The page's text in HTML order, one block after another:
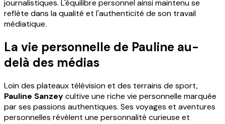
journalistiques. L'équilibre personnel ainsi maintenu se
reflète dans la qualité et l'authenticité de son travail
médiatique.
La vie personnelle de Pauline au-
delà des médias
Loin des plateaux télévision et des terrains de sport,
Pauline Sanzeycultive une riche vie personnelle marquée
par ses passions authentiques. Ses voyages et aventures
personnelles révèlent une personnalité curieuse et